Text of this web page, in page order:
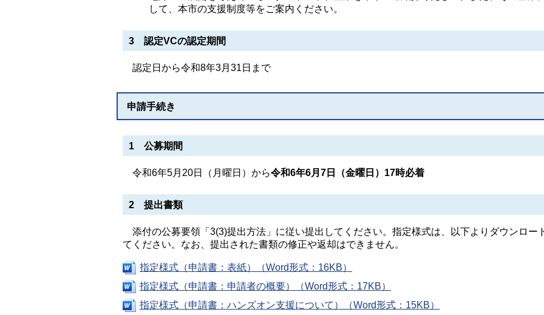
して、本市の支援制度等をご案内ください。
3 認定VCの認定期間
認定日から令和8年3月31日まで
申請手続き
1 公募期間
令和6年5月20日（月曜日）から令和6年6月7日（金曜日）17時必着
2 提出書類
添付の公募要領「3(3)提出方法」に従い提出してください。指定様式は、以下よりダウンロー
てください。なお、提出された書類の修正や返却はできません。
指定様式（申請書：表紙）（Word形式：16KB）
指定様式（申請書：申請者の概要）（Word形式：17KB）
指定様式（申請書：ハンズオン支援について）（Word形式：15KB）